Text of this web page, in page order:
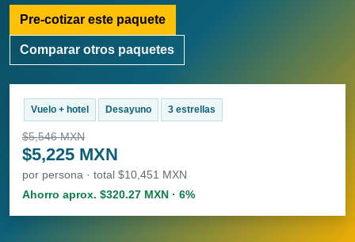
Pre-cotizar este paquete
Comparar otros paquetes
Vuelo + hotel Desayuno 3 estrellas
$5,546 MXN
$5,225 MXN
por persona · total $10,451 MXN
Ahorro aprox. $320.27 MXN · 6%